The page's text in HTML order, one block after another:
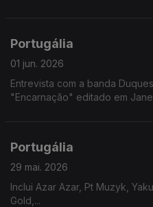
Portugália
01 jun. 2026
Entrevista com a banda
"Encarnação" editado em
Portugália
29 mai. 2026
Inclui Azar Azar, Pt Muzyk,
Gold,...